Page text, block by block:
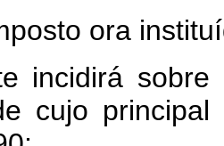
ora
incidirá sobre
cujo